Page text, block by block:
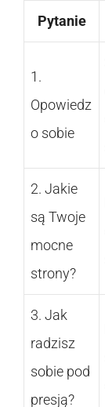
Pytanie
1.
Opowiedz
o sobie
2. Jakie
są Twoje
mocne
strony?
3. Jak
radzisz
sobie pod
presją?